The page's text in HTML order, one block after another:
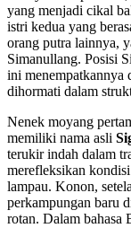
yang menjadi cikal
istri kedua yang
orang putra lainnya,
Simanullang. Posisi
ini menempatkannya
dihormati dalam
Nenek moyang
memiliki nama asli
terukir indah dalam
merefleksikan
lampau. Konon,
perkampungan baru
rotan. Dalam bahasa